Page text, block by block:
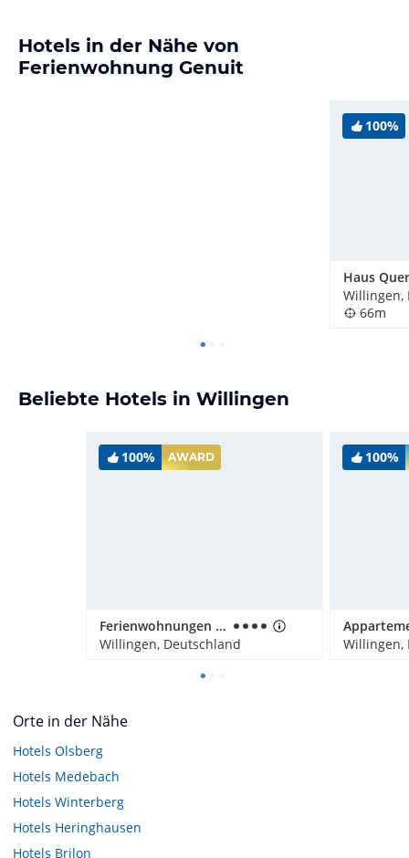
Hotels in der Nähe von
Ferienwohnung Genuit
100%
Haus
Willingen,
66m
Beliebte Hotels in Willingen
100% AWARD
Ferienwohnungen Landhaus Meran
Willingen, Deutschland
100%
Willingen,
Orte in der Nähe
Hotels Olsberg
Hotels Medebach
Hotels Winterberg
Hotels Heringhausen
Hotels Brilon